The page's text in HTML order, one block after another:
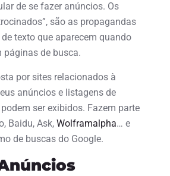
de se fazer anúncios. Os
são as propagandas
texto que aparecem quando
páginas de busca.
por sites relacionados à
anúncios e listagens de
ser exibidos. Fazem parte
Baidu, Ask, Wolframalpha… e
de buscas do Google.